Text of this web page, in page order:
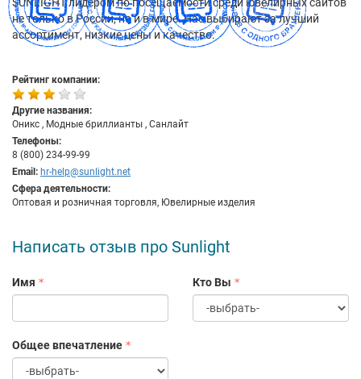
не только в России, но и в мире. Нас выбирают за лучший
ассортимент, низкие цены и качество.
Рейтинг компании:
Другие названия:
Оникс , Модные бриллианты , Санлайт
Телефоны:
8 (800) 234-99-99
Email: hr-help@sunlight.net
Сфера деятельности:
Оптовая и розничная торговля, Ювелирные изделия
Написать отзыв про Sunlight
Имя Кто Вы
Общее впечатление